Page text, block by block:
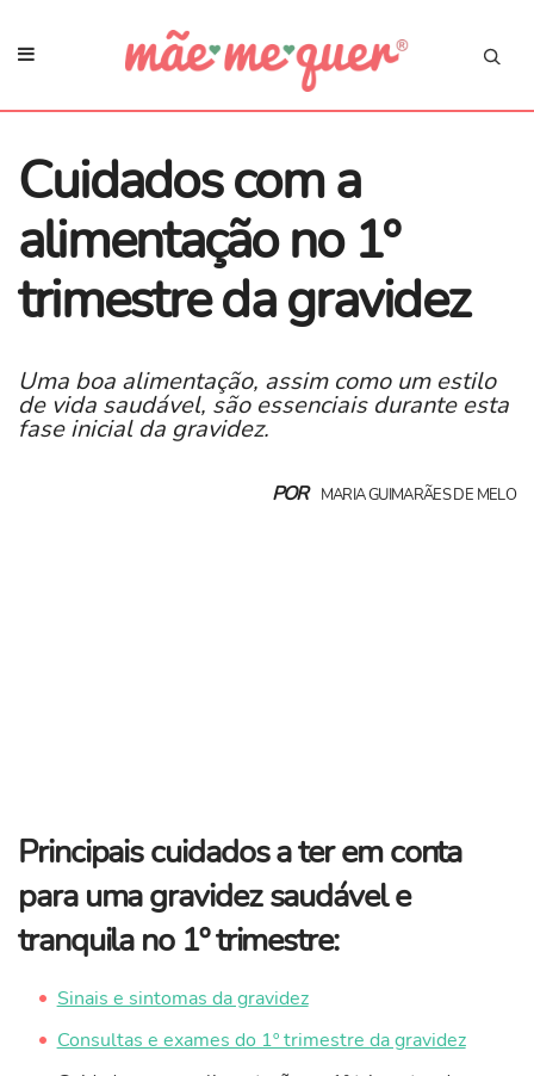
Cuidados com a
alimentação no 1º
trimestre da gravidez
Uma boa alimentação, assim como um estilo
de vida saudável, são essenciais durante esta
fase inicial da gravidez.
POR MARIA GUIMARÃES DE MELO
Principais cuidados a ter em conta
para uma gravidez saudável e
tranquila no 1º trimestre:
Sinais e sintomas da gravidez
Consultas e exames do 1º trimestre da gravidez